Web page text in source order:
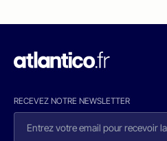
RECEVEZ NOTRE NEWSLETTER